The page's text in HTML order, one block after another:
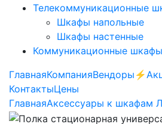
Телекоммуникационные
Шкафы напольные
Шкафы настенные
Коммуникационные
ГлавнаяКомпанияВендоры
КонтактыЦены
ГлавнаяАксессуары к шкафам